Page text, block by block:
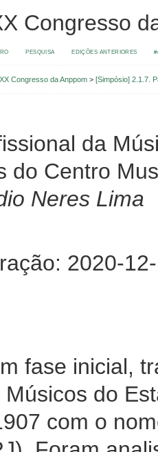
Congresso
PESQUISA EDIÇÕES ANTERIORES
Congresso da Anppom> [Simpósio] 2.1.7.
da
do Centro
Neres Lima
2020-
fase inicial,
do
com o